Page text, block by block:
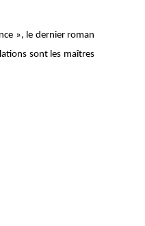
», le dernier roman
sont les maîtres